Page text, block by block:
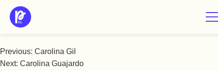
Saltar
Carolina Graciela Moreno
Navegación
Previous: Carolina Gil
Next: Carolina Guajardo